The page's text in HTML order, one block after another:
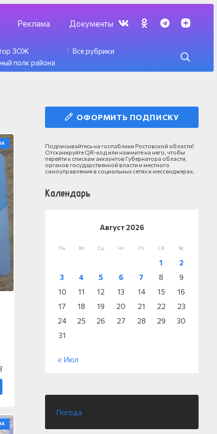
Реклама Документы
ЗОЖ
полк района
Все рубрики
ОФОРМИТЬ ПОДПИСКУ
Подписывайтесь на госпаблики Ростовской области!
Отсканируйте QR-код или нажмите на него, чтобы
перейти к спискам аккаунтов Губернатора области,
органов государственной власти и местного
самоуправления в социальных сетях и мессенджерах.
Календарь
Август 2026
Пн Вт Ср Чт Пт Сб Вс
1
2
3
4 5 6 7 8
9
10
11 12 13 14 15
16
17
18 19 20 21 22
23
24
25 26 27 28 29
30
31
« Июл
Погода